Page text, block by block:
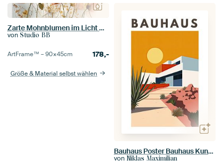
Zarte Mohnblumen im Licht Nr. 4
von Studio BB
ArtFrame™ –90×45cm 178,-
Größe & Material selbst wählen
Bauhaus Poster Bauhaus Kunstdruck
von Niklas Maximilian